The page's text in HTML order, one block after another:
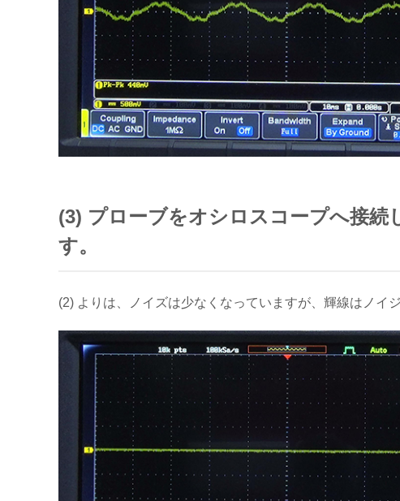
(3) プローブをオシロスコープへ接続
す。
(2) よりは、ノイズは少なくなっていますが、輝線はノイジ